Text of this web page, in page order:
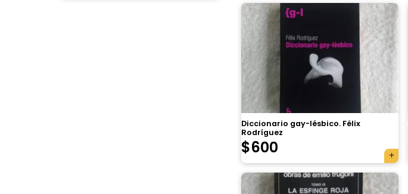
Diccionario gay-lésbico. Félix
Rodríguez
$600